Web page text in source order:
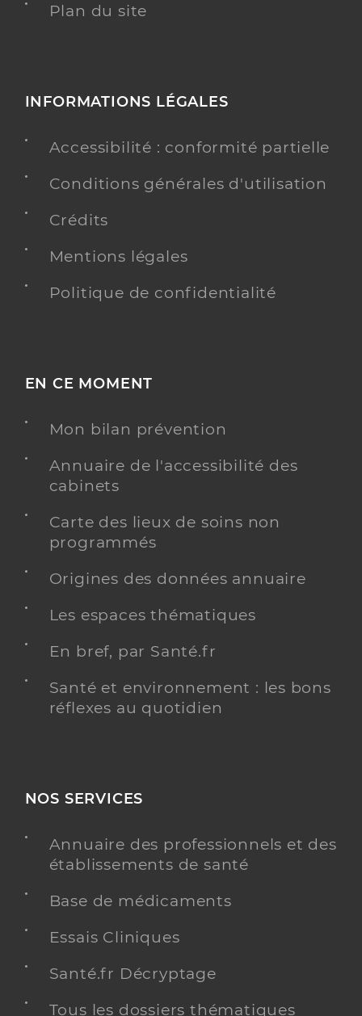
Plan du site
INFORMATIONS LÉGALES
Accessibilité : conformité partielle
Conditions générales d'utilisation
Crédits
Mentions légales
Politique de confidentialité
EN CE MOMENT
Mon bilan prévention
Annuaire de l'accessibilité des
cabinets
Carte des lieux de soins non
programmés
Origines des données annuaire
Les espaces thématiques
En bref, par Santé.fr
Santé et environnement : les bons
réflexes au quotidien
NOS SERVICES
Annuaire des professionnels et des
établissements de santé
Base de médicaments
Essais Cliniques
Santé.fr Décryptage
Tous les dossiers thématiques